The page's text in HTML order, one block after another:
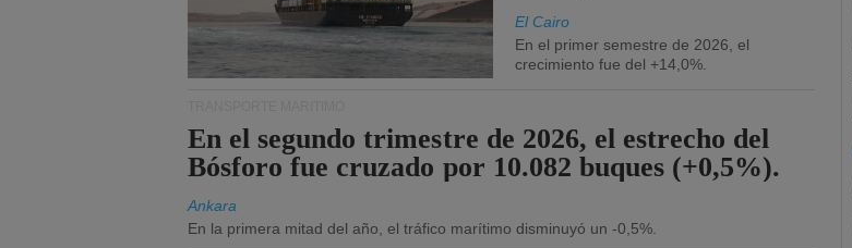
El Cairo
En el primer semestre de 2026, el
crecimiento fue del +14,0%.
En el segundo trimestre de 2026, el estrecho del
Bósforo fue cruzado por 10.082 buques (+0,5%).
Ankara
En la primera mitad del año, el tráfico marítimo disminuyó un -0,5%.